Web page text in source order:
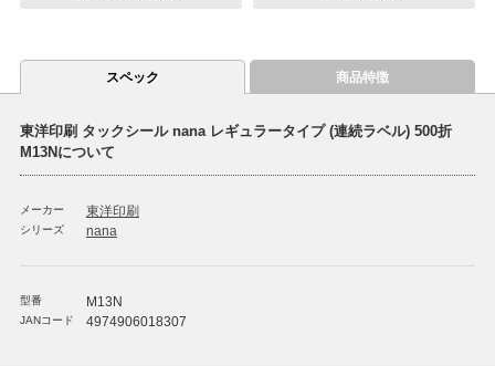
スペック 商品特徴
東洋印刷 タックシール nana レギュラータイプ (連続ラベル) 500折
M13Nについて
メーカー 東洋印刷
シリーズ nana
型番 M13N
JANコード 4974906018307